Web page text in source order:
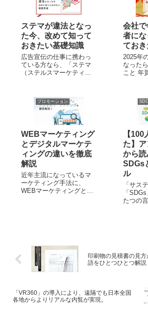
ステマが違法となっ
た今、改めて知って
おきたい基礎知識
広告宣伝の仕事に携わっ
ている方なら、「ステマ
（ステルスマーケティン
度は人によって差がある
のではないでしょうか。
ステマ－つまり広告主や
その代理者が企業による
宣伝と明かさずに商品・
サービスを紹介する...
会社
者にな
ておき
2025年
なった
こと 年
です。
く、平
た新年
文化が
プロモーション
WEBマーケティング
とデジタルマーケテ
ィングの違いを徹底
解説
近年主流になっているマ
ーケティング手法に、
WEBマーケティングとデ
違いがあります。 今回
は、WEBマーケティ...
【
た】
から読
SDGs
ル
「サス
「
たつの
て？と
アンケ
印刷物の見積書の見
語をひとつひとつ解説
「VR360」の導入により、遠隔でも日本全国
各地からよりリアルな内覧が実現。